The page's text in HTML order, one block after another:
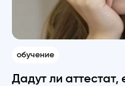
обучение
Дадут ли